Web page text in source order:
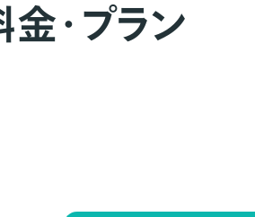
金・プラン